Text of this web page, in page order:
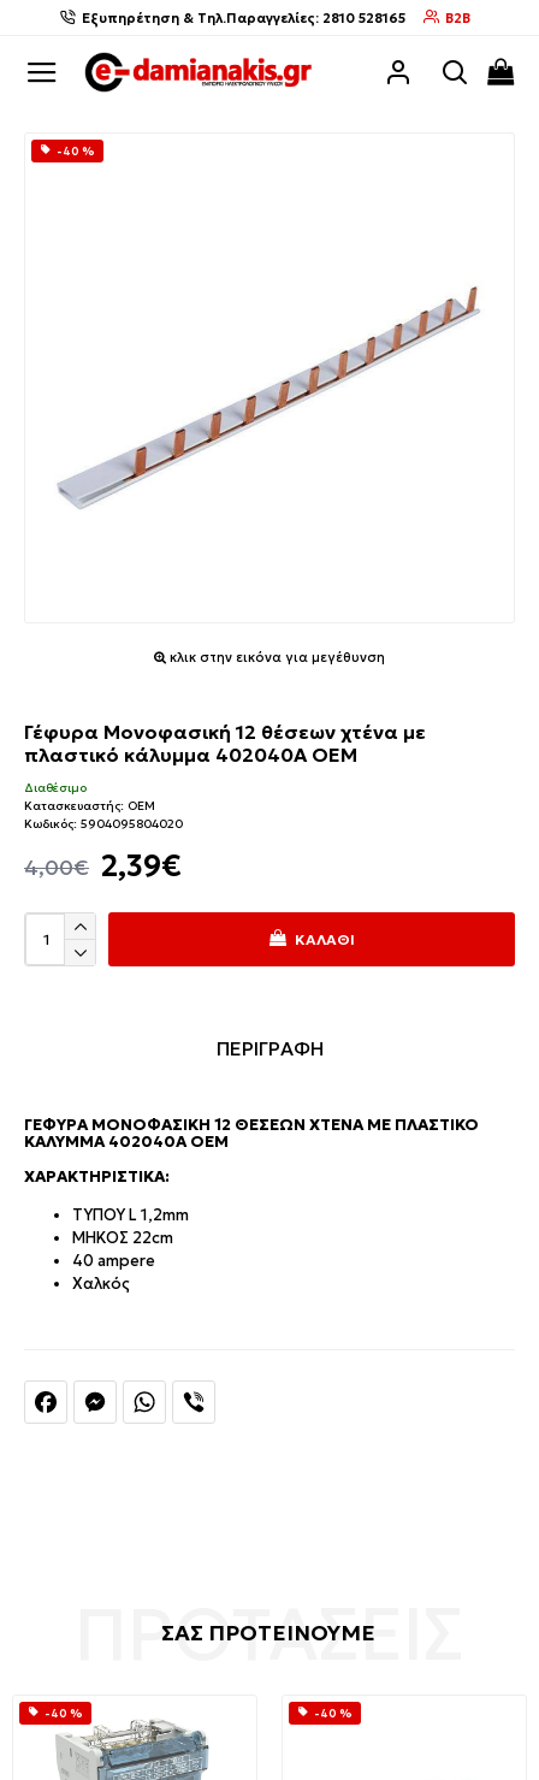
Εξυπηρέτηση & Τηλ.Παραγγελίες: 2810 528165 B2B
-40 %
κλικ στην εικόνα για μεγέθυνση
Γέφυρα Μονοφασική 12 θέσεων χτένα με
πλαστικό κάλυμμα 402040Α ΟΕΜ
2,39€
4,00€
Διαθέσιμο
Κατασκευαστής: OEM
Κωδικός: 5904095804020
ΚΑΛΆΘΙ
FacebookMessengerWhatsApp
ΠΕΡΙΓΡΑΦΗ
ΓΈΦΥΡΑ ΜΟΝΟΦΑΣΙΚΉ 12 ΘΈΣΕΩΝ ΧΤΈΝΑ ΜΕ ΠΛΑΣΤΙΚΌ
ΚΆΛΥΜΜΑ 402040Α ΟΕΜ
ΧΑΡΑΚΤΗΡΙΣΤΙΚΆ:
ΤΥΠΟΥ L 1,2mm
ΜΗΚΟΣ 22cm
40 ampere
Χαλκός
ΣΑΣ ΠΡΟΤΕΙΝΟΥΜΕ
-40 % -40 %